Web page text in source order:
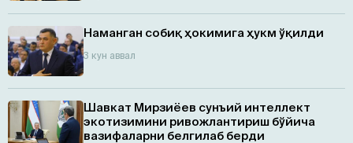
Наманган собиқ ҳокимига ҳукм ўқилди
3 кун аввал
Шавкат Мирзиёев сунъий интеллект
экотизимини ривожлантириш бўйича
вазифаларни белгилаб берди